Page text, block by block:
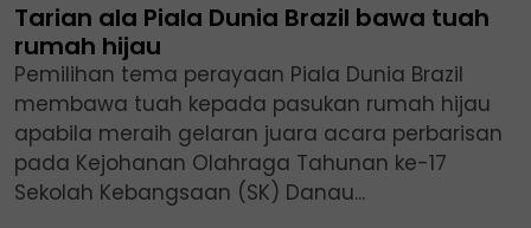
Tarian ala Piala Dunia Brazil bawa tuah
rumah hijau
Pemilihan tema perayaan Piala Dunia Brazil
membawa tuah kepada pasukan rumah hijau
apabila meraih gelaran juara acara perbarisan
pada Kejohanan Olahraga Tahunan ke-17
Sekolah Kebangsaan (SK) Danau...